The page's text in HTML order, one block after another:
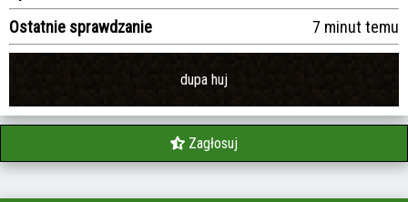
Ostatnie sprawdzanie
7 minut temu
dupa huj
Zagłosuj